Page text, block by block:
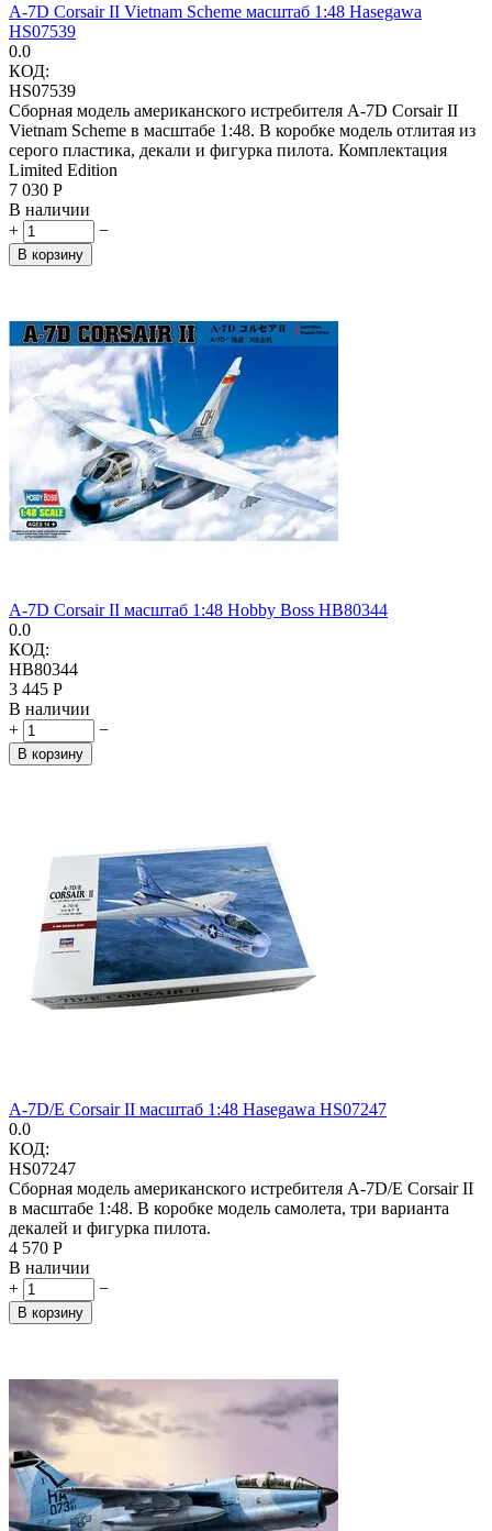
A-7D Corsair II Vietnam Scheme масштаб 1:48 Hasegawa
HS07539
0.0
КОД:
HS07539
Сборная модель американского истребителя A-7D Corsair II
Vietnam Scheme в масштабе 1:48. В коробке модель отлитая из
серого пластика, декали и фигурка пилота. Комплектация
Limited Edition
7 030 Р
В наличии
+
−
В корзину
A-7D Corsair II масштаб 1:48 Hobby Boss HB80344
0.0
КОД:
HB80344
3 445 Р
В наличии
+
−
В корзину
A-7D/E Corsair II масштаб 1:48 Hasegawa HS07247
0.0
КОД:
HS07247
Сборная модель американского истребителя A-7D/E Corsair II
в масштабе 1:48. В коробке модель самолета, три варианта
декалей и фигурка пилота.
4 570 Р
В наличии
+
−
В корзину